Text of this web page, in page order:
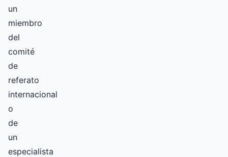
un
miembro
del
comité
de
referato
internacional
o
de
un
especialista